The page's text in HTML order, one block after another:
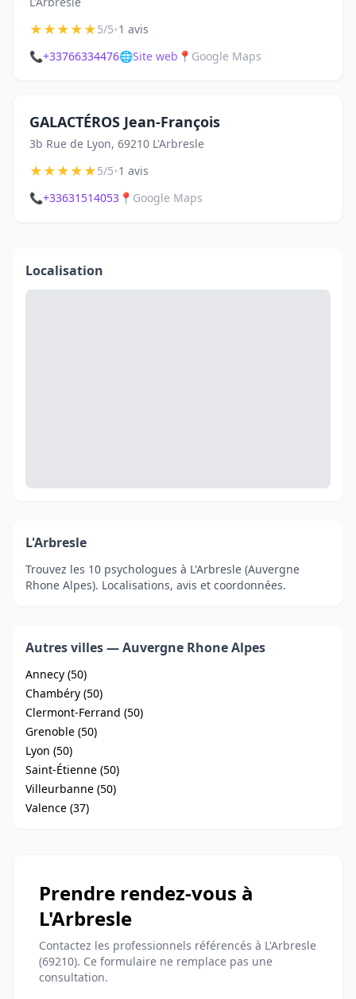
★★★★★5/5•1 avis
📞+33766334476🌐Site web 📍 Google Maps
GALACTÉROS Jean-François
3b Rue de Lyon, 69210 L'Arbresle
★★★★★5/5•1 avis
📞+33631514053 📍 Google Maps
Localisation
L'Arbresle
Trouvez les 10 psychologues à L'Arbresle (Auvergne
Rhone Alpes). Localisations, avis et coordonnées.
Autres villes — Auvergne Rhone Alpes
Annecy (50)
Chambéry (50)
Clermont-Ferrand (50)
Grenoble (50)
Lyon (50)
Saint-Étienne (50)
Villeurbanne (50)
Valence (37)
Prendre rendez-vous à
L'Arbresle
Contactez les professionnels référencés à L'Arbresle
(69210). Ce formulaire ne remplace pas une
consultation.